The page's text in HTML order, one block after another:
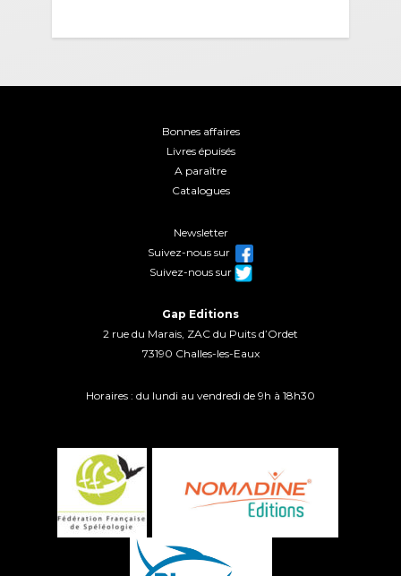
Bonnes affaires
Livres épuisés
A paraître
Catalogues
Newsletter
Suivez-nous sur
Suivez-nous sur
Gap Editions
2 rue du Marais, ZAC du Puits d’Ordet
73190 Challes-les-Eaux
Horaires : du lundi au vendredi de 9h à 18h30